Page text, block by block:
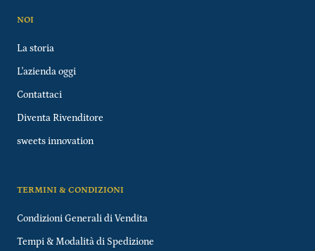
NOI
La storia
L'azienda oggi
Contattaci
Diventa Rivenditore
sweets innovation
TERMINI & CONDIZIONI
Condizioni Generali di Vendita
Tempi & Modalità di Spedizione